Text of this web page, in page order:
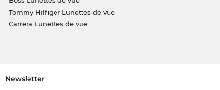
Tommy Hilfiger Lunettes de vue
Carrera Lunettes de vue
Newsletter